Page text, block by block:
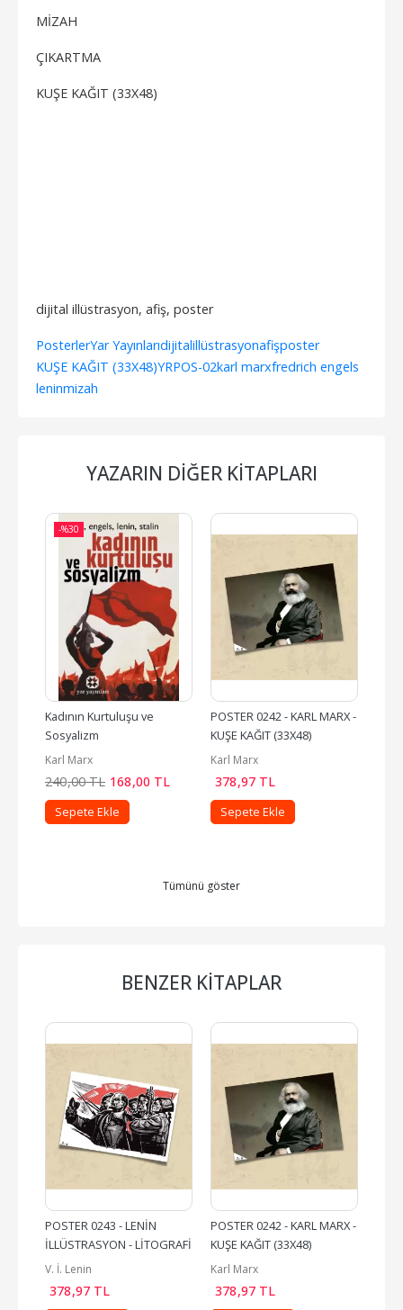
MİZAH
ÇIKARTMA
KUŞE KAĞIT (33X48)
dijital illüstrasyon, afiş, poster
PosterlerYar Yayınlarıdijitalillüstrasyonafişposter
KUŞE KAĞIT (33X48)YRPOS-02karl marxfredrich engels
leninmizah
YAZARIN DIĞER KITAPLARI
-%30
Kadının Kurtuluşu ve
Sosyalizm
Karl Marx
240,00TL 168,00 TL
Sepete Ekle
POSTER 0242 - KARL MARX -
KUŞE KAĞIT (33X48)
Karl Marx
378,97 TL
Sepete Ekle
Tümünü göster
BENZER KITAPLAR
POSTER 0243 - LENİN
İLLÜSTRASYON - LİTOGRAFİ
- KUŞE KAĞIT (33X48)
V. İ. Lenin
378,97 TL
POSTER 0242 - KARL MARX -
KUŞE KAĞIT (33X48)
Karl Marx
378,97 TL